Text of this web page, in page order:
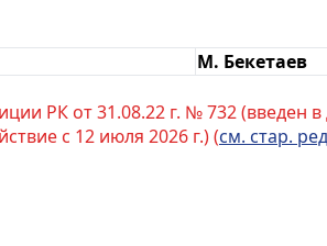
М. Бекетаев
РК от 31.08.22 г. № 732 (введен в
с 12 июля 2026 г.) (см. стар.